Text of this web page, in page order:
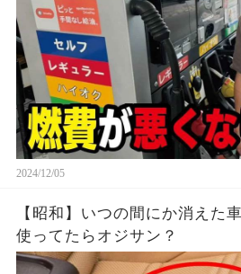
2024/12/05
【昭和】いつの間にか消えた
使ってたらオジサン？